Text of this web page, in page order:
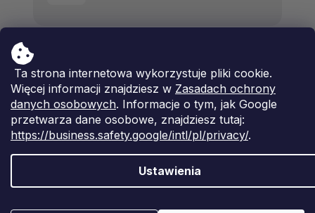
Ta strona internetowa wykorzystuje pliki cookie.
Więcej informacji znajdziesz w Zasadach ochrony
danych osobowych. Informacje o tym, jak Google
przetwarza dane osobowe, znajdziesz tutaj:
https://business.safety.google/intl/pl/privacy/.
Ustawienia